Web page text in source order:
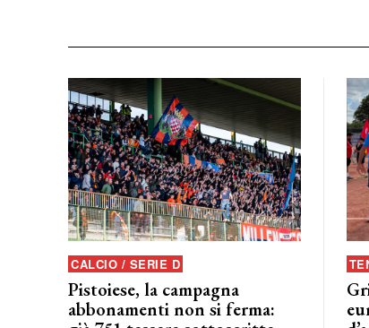
CALCIO / SERIE D
Pistoiese, la campagna
abbonamenti non si ferma: